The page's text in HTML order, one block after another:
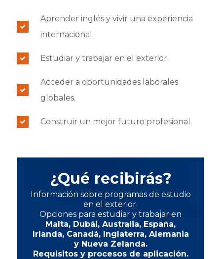
Aprender inglés y vivir una experiencia
internacional.
Estudiar y trabajar en el exterior.
Acceder a oportunidades laborales
globales.
Construir un mejor futuro profesional.
¿Qué recibirás?
Información sobre programas de estudio
en el exterior.
Opciones para estudiar y trabajar en
Malta, Dubái, Australia, España,
Irlanda, Canadá, Inglaterra, Alemania
y Nueva Zelanda.
Requisitos y procesos de aplicación.